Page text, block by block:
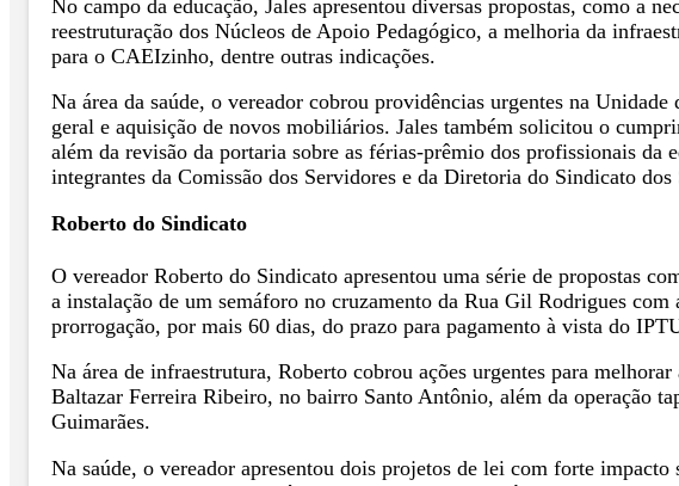
No campo da educação, Jales apresentou diversas propostas, como a
reestruturação dos Núcleos de Apoio Pedagógico, a melhoria da
para o CAEIzinho, dentre outras indicações.
Na área da saúde, o vereador cobrou providências urgentes na
geral e aquisição de novos mobiliários. Jales também solicitou o
além da revisão da portaria sobre as férias-prêmio dos profissionais
integrantes da Comissão dos Servidores e da Diretoria do Sindicato
Roberto do Sindicato
O vereador Roberto do Sindicato apresentou uma série de propostas
a instalação de um semáforo no cruzamento da Rua Gil Rodrigues
prorrogação, por mais 60 dias, do prazo para pagamento à vista do
Na área de infraestrutura, Roberto cobrou ações urgentes para
Baltazar Ferreira Ribeiro, no bairro Santo Antônio, além da operação
Guimarães.
Na saúde, o vereador apresentou dois projetos de lei com forte